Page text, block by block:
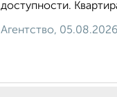
доступности.
Агентство, 05.08.2026